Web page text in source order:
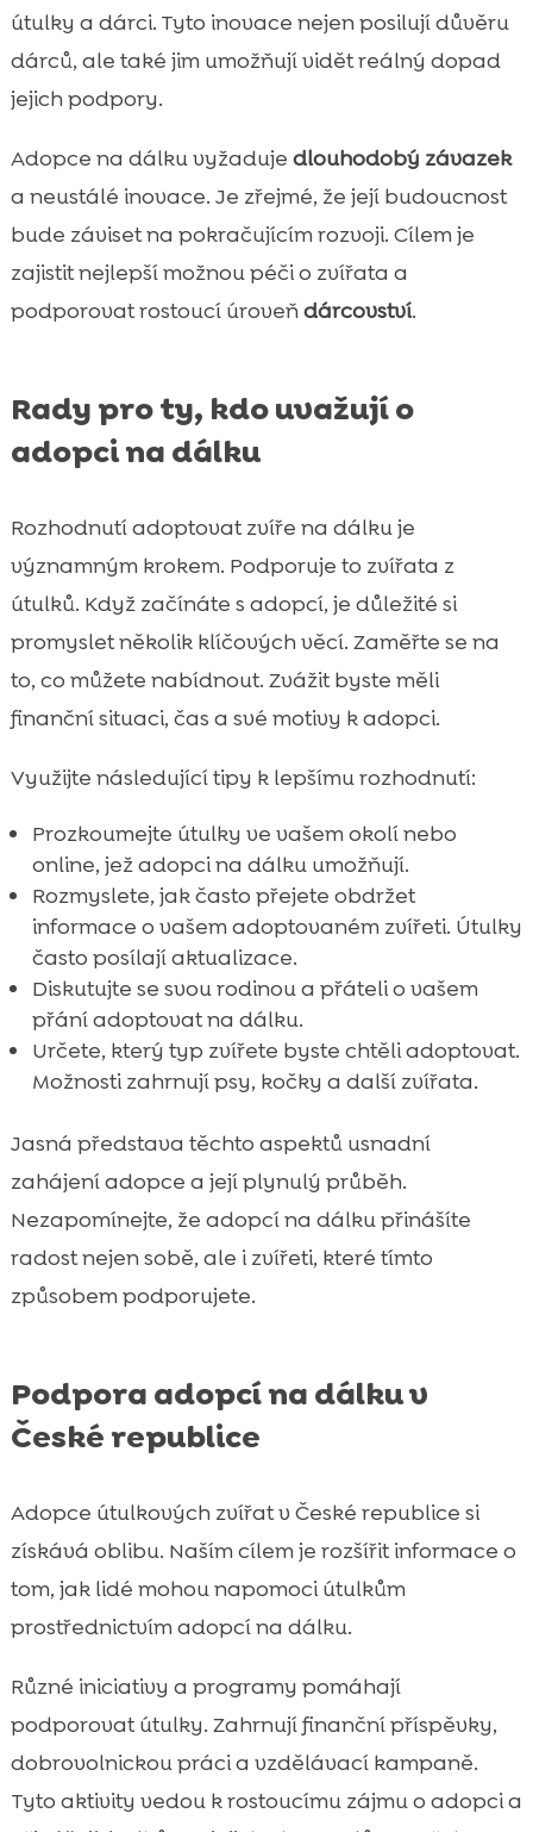
útulky a dárci. Tyto inovace nejen posilují důvěru
dárců, ale také jim umožňují vidět reálný dopad
jejich podpory.
Adopce na dálku vyžaduje dlouhodobý závazek
a neustálé inovace. Je zřejmé, že její budoucnost
bude záviset na pokračujícím rozvoji. Cílem je
zajistit nejlepší možnou péči o zvířata a
podporovat rostoucí úroveňdárcovství.
Rady pro ty, kdo uvažují o
adopci na dálku
Rozhodnutí adoptovat zvíře na dálku je
významným krokem. Podporuje to zvířata z
útulků. Když začínáte s adopcí, je důležité si
promyslet několik klíčových věcí. Zaměřte se na
to, co můžete nabídnout. Zvážit byste měli
finanční situaci, čas a své motivy k adopci.
Využijte následující tipy k lepšímu rozhodnutí:
Prozkoumejte útulky ve vašem okolí nebo
online, jež adopci na dálku umožňují.
Rozmyslete, jak často přejete obdržet
informace o vašem adoptovaném zvířeti. Útulky
často posílají aktualizace.
Diskutujte se svou rodinou a přáteli o vašem
přání adoptovat na dálku.
Určete, který typ zvířete byste chtěli adoptovat.
Možnosti zahrnují psy, kočky a další zvířata.
Jasná představa těchto aspektů usnadní
zahájení adopce a její plynulý průběh.
Nezapomínejte, že adopcí na dálku přinášíte
radost nejen sobě, ale i zvířeti, které tímto
způsobem podporujete.
Podpora adopcí na dálku v
České republice
Adopce útulkových zvířat v České republice si
získává oblibu. Naším cílem je rozšířit informace o
tom, jak lidé mohou napomoci útulkům
prostřednictvím adopcí na dálku.
Různé iniciativy a programy pomáhají
podporovat útulky. Zahrnují finanční příspěvky,
dobrovolnickou práci a vzdělávací kampaně.
Tyto aktivity vedou k rostoucímu zájmu o adopci a